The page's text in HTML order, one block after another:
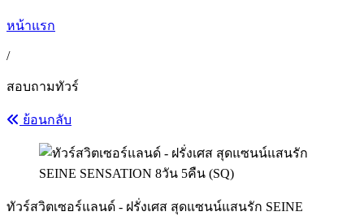
หน้าแรก
/
สอบถามทัวร์
ย้อนกลับ
ทัวร์สวิตเซอร์แลนด์ - ฝรั่งเศส สุดแซนน์แสนรัก SEINE